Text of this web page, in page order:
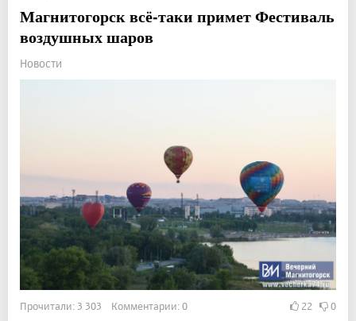
Магнитогорск всё-таки примет Фестиваль
воздушных шаров
Новости
Прочитали: 3 303 Комментарии: 0 22 0